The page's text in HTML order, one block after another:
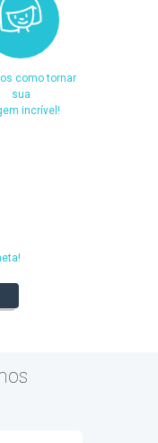
como tornar
sua
incrível!